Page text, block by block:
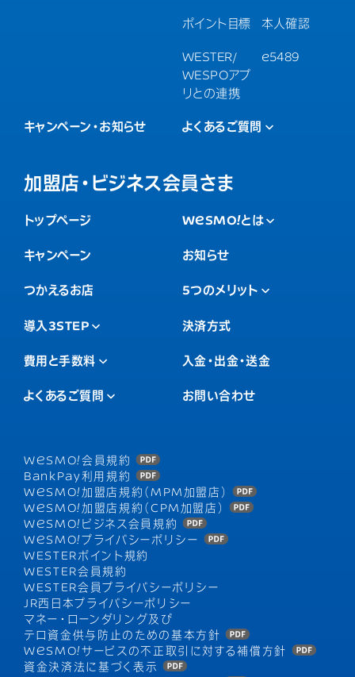
ポイント目標
本人確認
WESTER/
WESPOアプ
リとの連携
e5489
キャンペーン・お知らせ よくあるご質問
加盟店・ビジネス会員さま
トップページ WESMO!とは
キャンペーン お知らせ
つかえるお店 5つのメリット
導入3STEP 決済方式
費用と手数料 入金・出金・送金
よくあるご質問 お問い合わせ
WESMO!会員規約
BankPay利用規約
WESMO!加盟店規約（MPM加盟店）
WESMO!加盟店規約（CPM加盟店）
WESMO! ビジネス会員規約
WESMO!プライバシーポリシー
WESTERポイント規約
WESTER会員規約
WESTER会員プライバシーポリシー
JR西日本プライバシーポリシー
マネー・ローンダリング及び
テロ資金供与防止のための基本方針
WESMO!サービスの不正取引に対する補償方針
資金決済法に基づく表示